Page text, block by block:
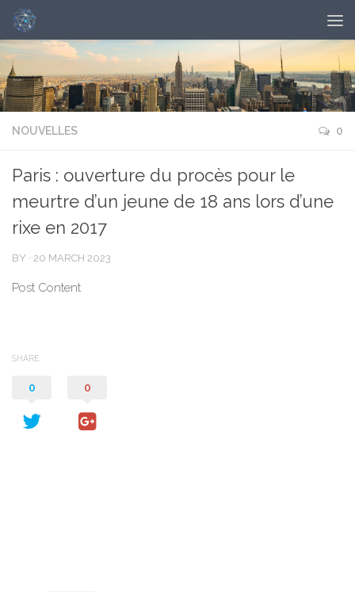
NOUVELLES 0
Paris : ouverture du procès pour le
meurtre d’un jeune de 18 ans lors d’une
rixe en 2017
BY · 20 MARCH 2023
Post Content
SHARE
0 0